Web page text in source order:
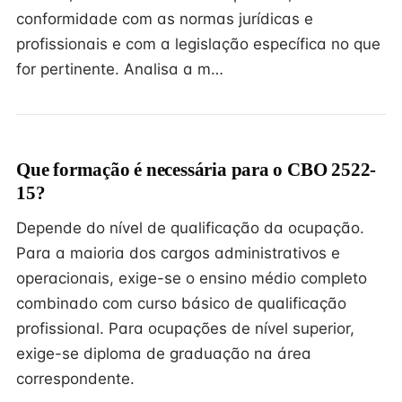
conformidade com as normas jurídicas e
profissionais e com a legislação específica no que
for pertinente. Analisa a m…
Que formação é necessária para o CBO 2522-
15?
Depende do nível de qualificação da ocupação.
Para a maioria dos cargos administrativos e
operacionais, exige-se o ensino médio completo
combinado com curso básico de qualificação
profissional. Para ocupações de nível superior,
exige-se diploma de graduação na área
correspondente.